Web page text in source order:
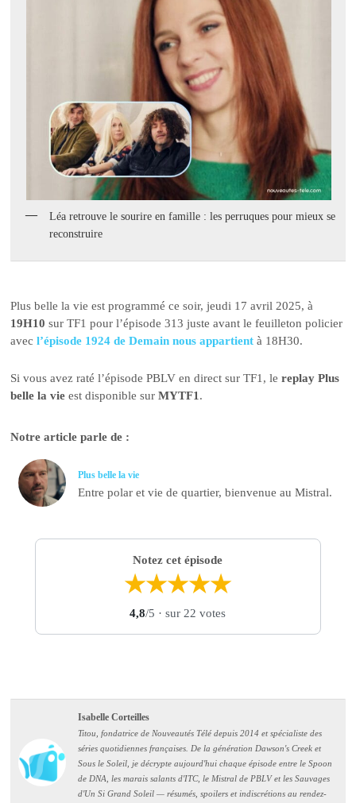
Léa retrouve le sourire en famille : les perruques pour mieux se
reconstruire
Plus belle la vie est programmé ce soir, jeudi 17 avril 2025, à
19H10 sur TF1 pour l’épisode 313 juste avant le feuilleton policier
avecl’épisode 1924 de Demain nous appartient à 18H30.
Si vous avez raté l’épisode PBLV en direct sur TF1, lereplay Plus
belle la vie est disponible surMYTF1 .
Notre article parle de :
Plus belle la vie
Entre polar et vie de quartier, bienvenue au Mistral.
Notez cet épisode
★★★★★
4,8/5 · sur 22 votes
Isabelle Corteilles
Titou, fondatrice de Nouveautés Télé depuis 2014 et spécialiste des
séries quotidiennes françaises. De la génération Dawson's Creek et
Sous le Soleil, je décrypte aujourd'hui chaque épisode entre le Spoon
de DNA, les marais salants d'ITC, le Mistral de PBLV et les Sauvages
d'Un Si Grand Soleil — résumés, spoilers et indiscrétions au rendez-